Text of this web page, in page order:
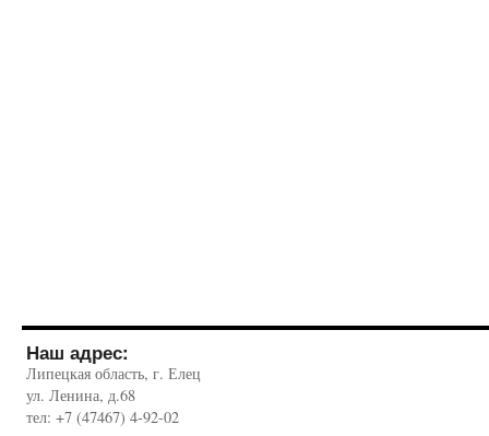
Наш адрес:
Липецкая область, г. Елец
ул. Ленина, д.68
тел: +7 (47467) 4-92-02